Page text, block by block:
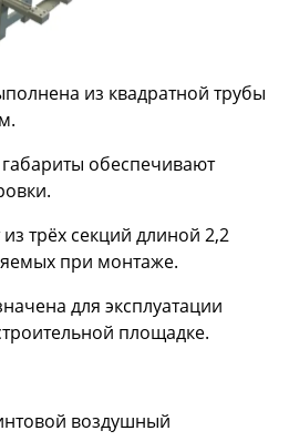
из квадратной трубы
обеспечивают
трёх секций длиной 2,2
при монтаже.
для эксплуатации
площадке.
воздушный